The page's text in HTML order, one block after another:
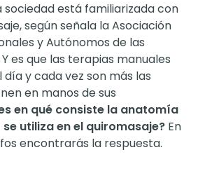
sociedad está familiarizada con
según señala la Asociación
y Autónomos de las
es que las terapias manuales
y cada vez son más las
en manos de sus
en qué consiste la anatomía
utiliza en el quiromasaje? En
encontrarás la respuesta.